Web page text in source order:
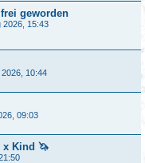
geworden
2026, 15:43
2026, 10:44
09:03
x Kind 🦄